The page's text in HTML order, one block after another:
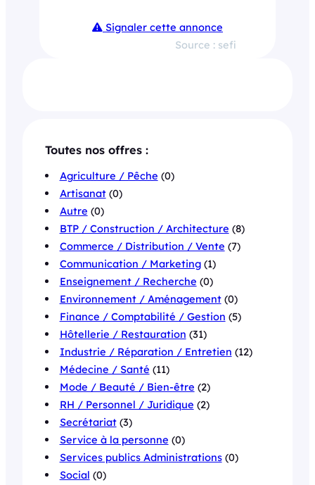
Signaler cette annonce
Source : sefi
Toutes nos offres :
Agriculture / Pêche (0)
Artisanat(0)
Autre (0)
BTP / Construction / Architecture (8)
Commerce / Distribution / Vente (7)
Communication / Marketing(1)
Enseignement / Recherche (0)
Environnement / Aménagement(0)
Finance / Comptabilité / Gestion (5)
Hôtellerie / Restauration (31)
Industrie / Réparation / Entretien (12)
Médecine / Santé (11)
Mode / Beauté / Bien-être (2)
RH / Personnel / Juridique (2)
Secrétariat(3)
Service à la personne (0)
Services publics Administrations(0)
Social (0)